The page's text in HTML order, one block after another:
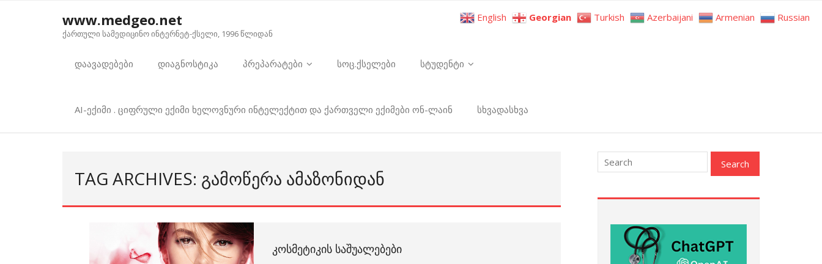
www.medgeo.net
ქართული სამედიცინო ინტერნეტ-ქსელი, 1996 წლიდან
დაავადებები დიაგნოსტიკა პრეპარატები სოც.ქსელები სტუდენტი
AI-ექიმი . ციფრული ექიმი ხელოვნური ინტელექტით და ქართველი ექიმები ონ-ლაინ სხვადასხვა
TAG ARCHIVES: ᲒᲐᲛᲝᲬᲔᲠᲐ ᲐᲛᲐᲖᲝᲜᲘᲓᲐᲜ
ᲙᲝᲡᲛᲔᲢᲘᲙᲘᲡ ᲡᲐᲨᲣᲐᲚᲔᲑᲔᲑᲘ
English Georgian Turkish Azerbaijani Armenian Russian